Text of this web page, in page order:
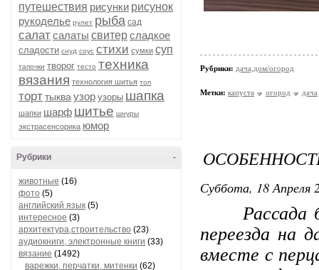
путешествия рисунки рисунок
рукоделье рулет рыба сад
салатсалаты свитерсладкое
сладости снуд соус стихи сумки суп
тапочки творог тесто техника
вязания технология шитья топ
торттыква узор узоры шапка
шапки шарф шитье шнуры
экстрасенсорика юмор
-
Рубрики
животные (16)
фото (5)
английский язык (5)
интересное (3)
архитектура,строительство (23)
аудиокниги, электронные книги (33)
вязание (1492)
варежки, перчатки, митенки (62)
Рубрики: дача,дом/огород
Метки: капуста огород дача
Суббота, 18 Апреля
Рассада
переезда на
вместе с